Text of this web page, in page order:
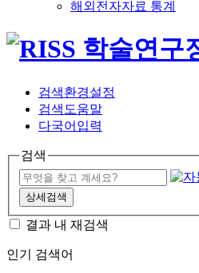
해외전자자료 통계
검색환경설정
검색도움말
다국어입력
검색
상세검색
결과 내 재검색
인기 검색어